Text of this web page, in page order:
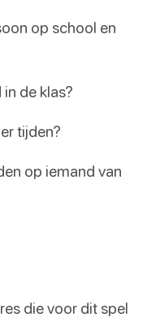
op school en
de klas?
tijden?
op iemand van
die voor dit spel